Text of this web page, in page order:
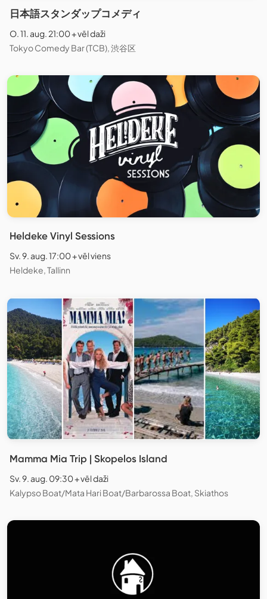
日本語スタンダップコメディ
O. 11. aug. 21:00 + vēl daži
Tokyo Comedy Bar (TCB), 渋谷区
Heldeke Vinyl Sessions
Sv. 9. aug. 17:00 + vēl viens
Heldeke, Tallinn
Mamma Mia Trip | Skopelos Island
Sv. 9. aug. 09:30 + vēl daži
Kalypso Boat/Mata Hari Boat/Barbarossa Boat, Skiathos